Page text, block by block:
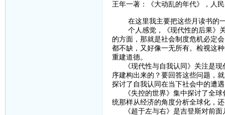
王年一著：《大动乱的年代》，人
在这里我主要把这些月读书的一
个人感觉，《现代性的后果》关
的方面，那就是社会制度危机必定
都不缺，又好像一无所有。检视这
重建道德。
《现代性与自我认同》关注是现
序建构出来的？要回答这些问题，
探讨了自我认同在当下社会中的遭
《失控的世界》集中探讨了全球
统那样从经济的角度分析全球化，
《超于左与右》是吉登斯对前面